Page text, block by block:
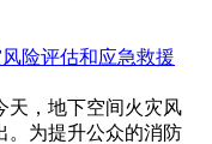
险评估和应急救援
天，地下空间火灾风
。为提升公众的消防